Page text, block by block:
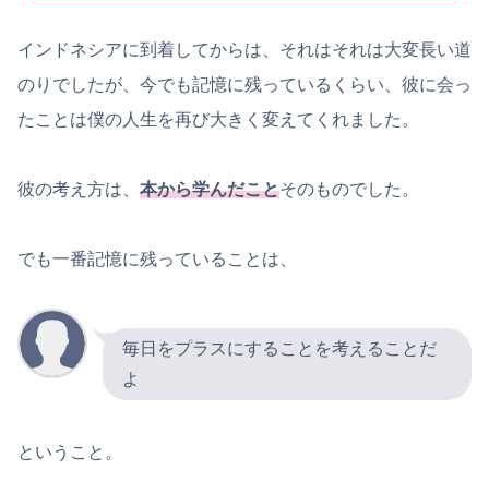
インドネシアに到着してからは、それはそれは大変長い道
のりでしたが、今でも記憶に残っているくらい、彼に会っ
たことは僕の人生を再び大きく変えてくれました。
彼の考え方は、 本から学んだことそのものでした。
でも一番記憶に残っていることは、
毎日をプラスにすることを考えることだ
よ
ということ。